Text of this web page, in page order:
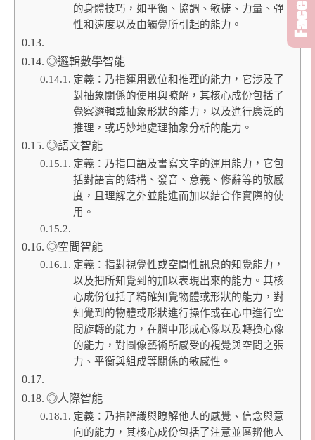
的身體技巧，如平衡、協調、敏捷、力量、彈
性和速度以及由觸覺所引起的能力。
◎邏輯數學智能
定義：乃指運用數位和推理的能力，它涉及了
對抽象關係的使用與瞭解，其核心成份包括了
覺察邏輯或抽象形狀的能力，以及進行廣泛的
推理，或巧妙地處理抽象分析的能力。
◎語文智能
定義：乃指口語及書寫文字的運用能力，它包
括對語言的結構、發音、意義、修辭等的敏感
度，且理解之外並能進而加以結合作實際的使
用。
◎空間智能
定義：指對視覺性或空間性訊息的知覺能力，
以及把所知覺到的加以表現出來的能力。其核
心成份包括了精確知覺物體或形狀的能力，對
知覺到的物體或形狀進行操作或在心中進行空
間旋轉的能力，在腦中形成心像以及轉換心像
的能力，對圖像藝術所感受的視覺與空間之張
力、平衡與組成等關係的敏感性。
◎人際智能
定義：乃指辨識與瞭解他人的感覺、信念與意
向的能力，其核心成份包括了注意並區辨他人